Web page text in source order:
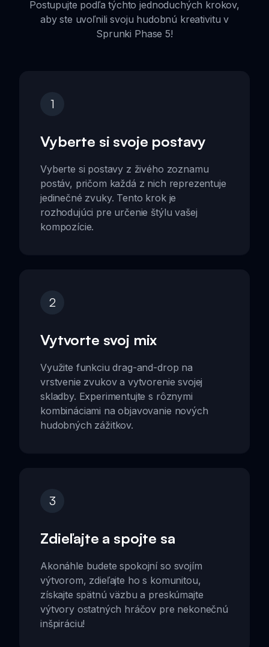
Postupujte podľa týchto jednoduchých krokov,
aby ste uvoľnili svoju hudobnú kreativitu v
Sprunki Phase 5!
1
Vyberte si svoje postavy
Vyberte si postavy z živého zoznamu
postáv, pričom každá z nich reprezentuje
jedinečné zvuky. Tento krok je
rozhodujúci pre určenie štýlu vašej
kompozície.
2
Vytvorte svoj mix
Využite funkciu drag-and-drop na
vrstvenie zvukov a vytvorenie svojej
skladby. Experimentujte s rôznymi
kombináciami na objavovanie nových
hudobných zážitkov.
3
Zdieľajte a spojte sa
Akonáhle budete spokojní so svojím
výtvorom, zdieľajte ho s komunitou,
získajte spätnú väzbu a preskúmajte
výtvory ostatných hráčov pre nekonečnú
inšpiráciu!